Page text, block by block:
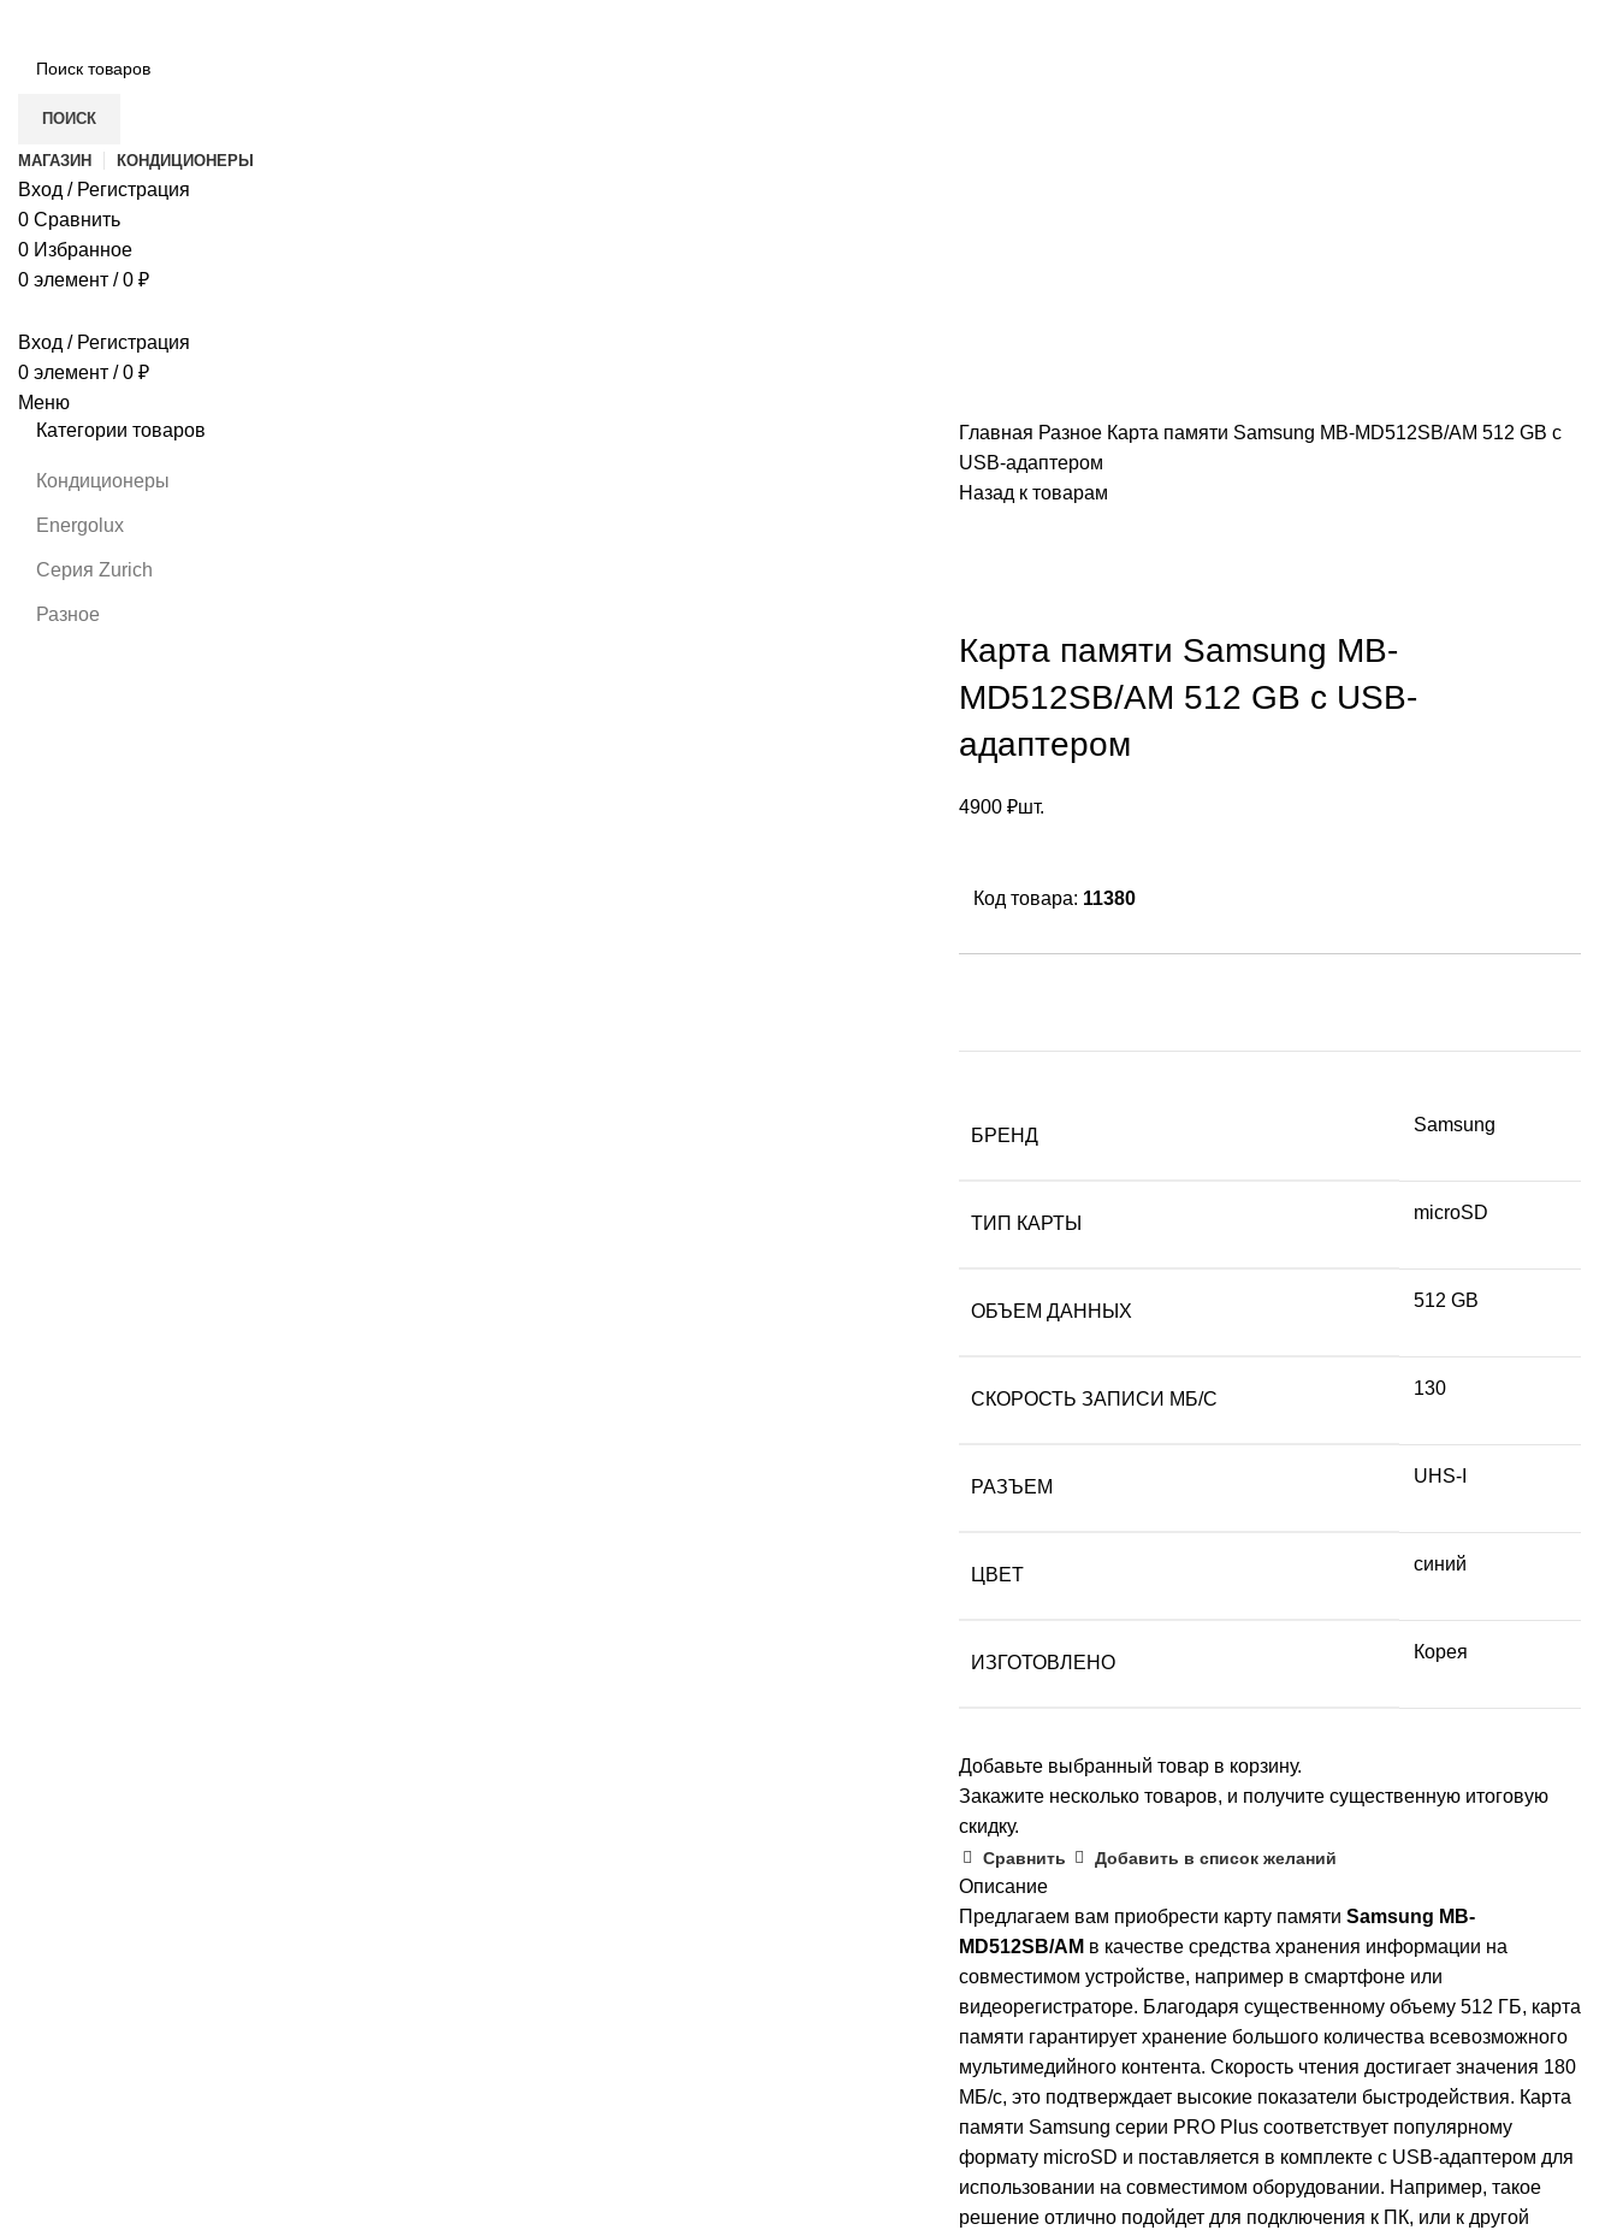
ПОИСК
МАГАЗИН КОНДИЦИОНЕРЫ
Вход / Регистрация
0 Сравнить
0 Избранное
0 элемент / 0 ₽
Вход / Регистрация
0 элемент / 0 ₽
Меню
Главная Разное Карта памяти Samsung MB-MD512SB/AM 512 GB с
USB-адаптером
Назад к товарам
Карта памяти Samsung MB-
MD512SB/AM 512 GB с USB-
адаптером
4900 ₽шт.
Код товара: 11380
БРЕНД
Samsung
ТИП КАРТЫ
microSD
ОБЪЕМ ДАННЫХ
512 GB
СКОРОСТЬ ЗАПИСИ МБ/С
130
РАЗЪЕМ
UHS-I
ЦВЕТ
синий
ИЗГОТОВЛЕНО
Корея
Добавьте выбранный товар в корзину.
Закажите несколько товаров, и получите существенную итоговую
скидку.
Сравнить Добавить в список желаний
Описание
Предлагаем вам приобрести карту памяти Samsung MB-
MD512SB/AM в качестве средства хранения информации на
совместимом устройстве, например в смартфоне или
видеорегистраторе. Благодаря существенному объему 512 ГБ, карта
памяти гарантирует хранение большого количества всевозможного
мультимедийного контента. Скорость чтения достигает значения 180
МБ/с, это подтверждает высокие показатели быстродействия. Карта
памяти Samsung серии PRO Plus соответствует популярному
формату microSD и поставляется в комплекте с USB-адаптером для
использовании на совместимом оборудовании. Например, такое
решение отлично подойдет для подключения к ПК, или к другой
Категории товаров
Кондиционеры
Energolux
Серия Zurich
Разное